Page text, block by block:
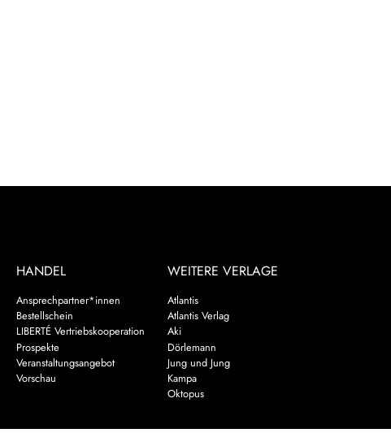
HANDEL
Ansprechpartner*innen
Bestellschein
LIBERTÉ Vertriebskooperation
Prospekte
Veranstaltungsangebot
Vorschau
WEITERE VERLAGE
Atlantis
Atlantis Verlag
Aki
Dörlemann
Jung und Jung
Kampa
Oktopus